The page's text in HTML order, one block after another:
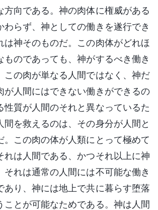
方向である。神の肉体に権威がある
わらず、神としての働きを遂行でき
は神そのものだ。この肉体がどれほ
ものであっても、神がするべき働き
この肉が単なる人間ではなく、神だ
が人間にはできない働きができるの
性質が人間のそれと異なっているた
間を救えるのは、その身分が人間と
。この肉の体が人類にとって極めて
れは人間である、かつそれ以上に神
それは通常の人間には不可能な働き
あり、神には地上で共に暮らす堕落
ことが可能なためである。神は人間